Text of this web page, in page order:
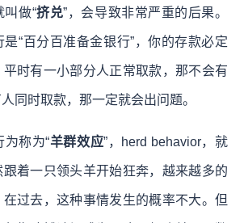
做“挤兑”，会导致非常严重的后果。
是“百分百准备金银行”，你的存款必定
时有一小部分人正常取款，那不会有
同时取款，那一定就会出问题。
称为“羊群效应”，herd behavior，就
着一只领头羊开始狂奔，越来越多的
过去，这种事情发生的概率不大。但